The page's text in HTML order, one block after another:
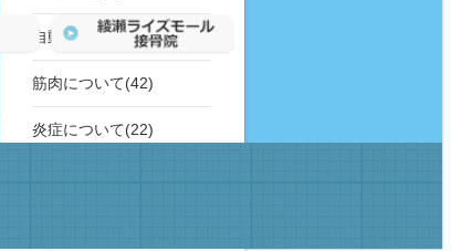
自動車事故(16)
筋肉について(42)
炎症について(22)